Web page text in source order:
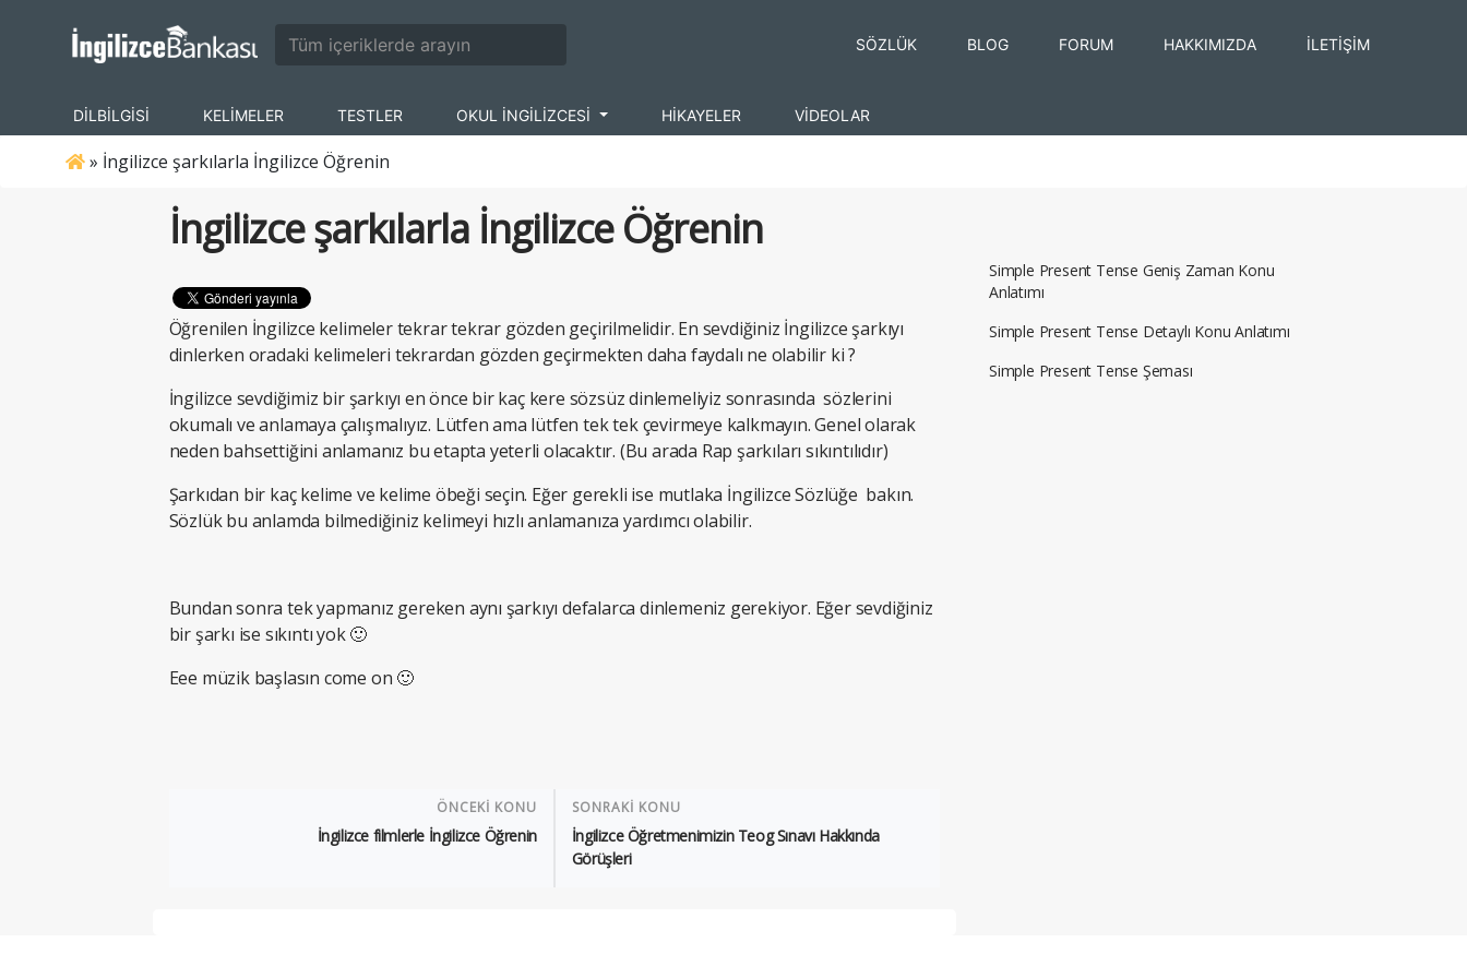
SÖZLÜK BLOG FORUM HAKKIMIZDA İLETİŞİM
DİLBİLGİSİ KELİMELER TESTLER OKUL İNGİLİZCESİ HİKAYELER VİDEOLAR
» İngilizce şarkılarla İngilizce Öğrenin
İngilizce şarkılarla İngilizce Öğrenin
Öğrenilen İngilizce kelimelertekrar tekrar gözden geçirilmelidir. En sevdiğiniz İngilizce şarkıyı
dinlerken oradaki kelimeleri tekrardan gözden geçirmekten daha faydalı ne olabilir ki ?
İngilizce sevdiğimiz bir şarkıyı en önce bir kaç kere sözsüz dinlemeliyiz sonrasında sözlerini
okumalı ve anlamaya çalışmalıyız. Lütfen ama lütfen tek tekçevirmeye kalkmayın. Genel olarak
neden bahsettiğini anlamanız bu etapta yeterli olacaktır. (Bu arada Rap şarkıları sıkıntılıdır)
Şarkıdan bir kaç kelime ve kelime öbeği seçin. Eğer gerekli ise mutlaka İngilizce Sözlüğe bakın.
Sözlük bu anlamda bilmediğiniz kelimeyi hızlı anlamanıza yardımcı olabilir.
Bundan sonra tek yapmanız gereken aynı şarkıyı defalarca dinlemeniz gerekiyor. Eğer sevdiğiniz
bir şarkı ise sıkıntı yok 🙂
Eee müzik başlasın come on 🙂
ÖNCEKİ KONU
İngilizce filmlerle İngilizce Öğrenin
SONRAKİ KONU
İngilizce Öğretmenimizin Teog Sınavı Hakkında
Görüşleri
Simple Present Tense Geniş Zaman Konu
Anlatımı
Simple Present Tense Detaylı Konu Anlatımı
Simple Present Tense Şeması